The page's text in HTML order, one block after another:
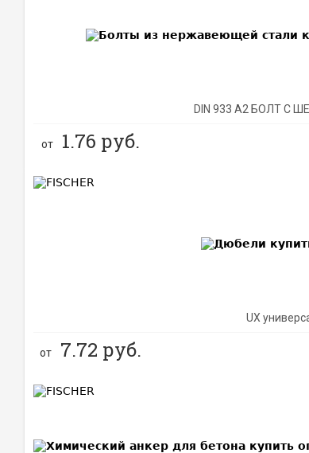
DIN 933 А2 БОЛТ С
от 1.76 руб.
UX
от 7.72 руб.